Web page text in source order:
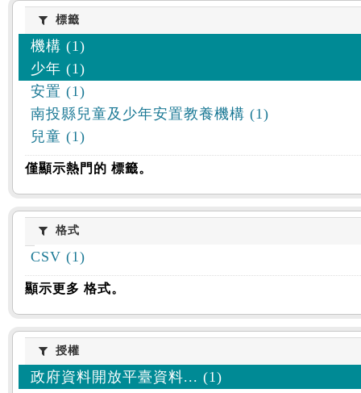
標籤標籤
機構 (1)
少年 (1)
安置 (1)
南投縣兒童及少年安置教養機構 (1)
兒童 (1)
僅顯示熱門的 標籤。
格式格式
CSV (1)
顯示更多 格式。
授權授權
政府資料開放平臺資料... (1)